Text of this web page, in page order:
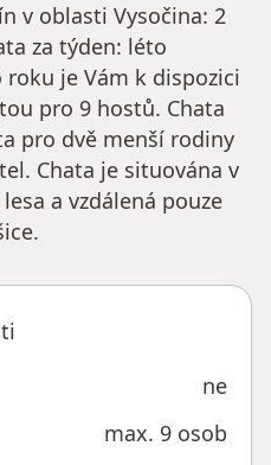
v oblasti Vysočina: 2
za týden: léto
roku je Vám k dispozici
pro 9 hostů. Chata
pro dvě menší rodiny
Chata je situována v
a vzdálená pouze
ne
max. 9 osob